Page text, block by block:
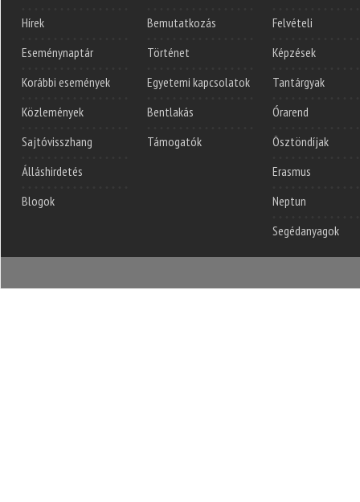
Hírek
Eseménynaptár
Korábbi események
Közlemények
Sajtóvisszhang
Álláshirdetés
Blogok
Bemutatkozás
Történet
Egyetemi kapcsolatok
Bentlakás
Támogatók
Felvételi
Képzések
Tantárgyak
Órarend
Ösztöndíjak
Erasmus
Neptun
Segédanyagok